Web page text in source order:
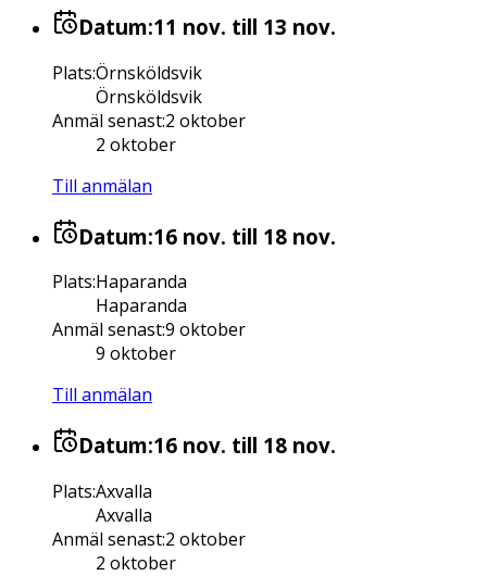
Datum:11 nov. till 13 nov.
Plats:Örnsköldsvik
Örnsköldsvik
Anmäl senast:2 oktober
2 oktober
Till anmälan
Datum:16 nov. till 18 nov.
Plats:Haparanda
Haparanda
Anmäl senast:9 oktober
9 oktober
Till anmälan
Datum:16 nov. till 18 nov.
Plats:Axvalla
Axvalla
Anmäl senast:2 oktober
2 oktober